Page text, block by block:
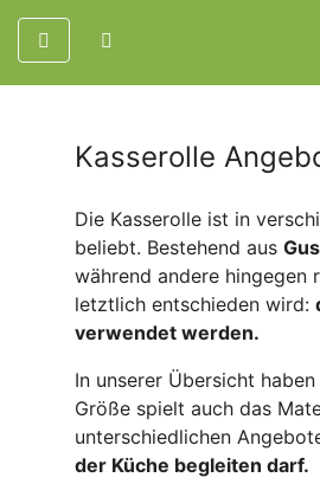
Kasserolle
Die Kasserolle ist in
beliebt. Bestehend aus
während andere hingegen
letztlich entschieden wird:
verwendet werden.
In unserer Übersicht
Größe spielt auch das
unterschiedlichen
der Küche begleiten darf.